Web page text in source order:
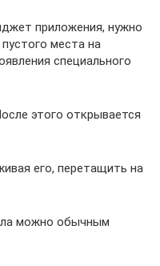
приложения, нужно
места на
специального
этого открывается
его, перетащить на
можно обычным